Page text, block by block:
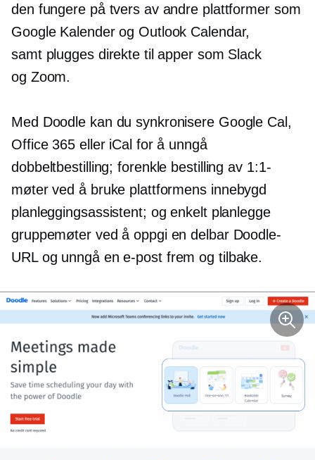
den fungere på tvers av andre plattformer som
Google Kalender og Outlook Calendar,
samt plugges direkte til apper som Slack
og Zoom.
Med Doodle kan du synkronisere Google Cal,
Office 365 eller iCal for å unngå
dobbeltbestilling; forenkle bestilling av 1:1-
møter ved å bruke plattformens innebygd
planleggingsassistent; og enkelt planlegge
gruppemøter ved å oppgi en delbar Doodle-
URL og unngå en e-post frem og tilbake.